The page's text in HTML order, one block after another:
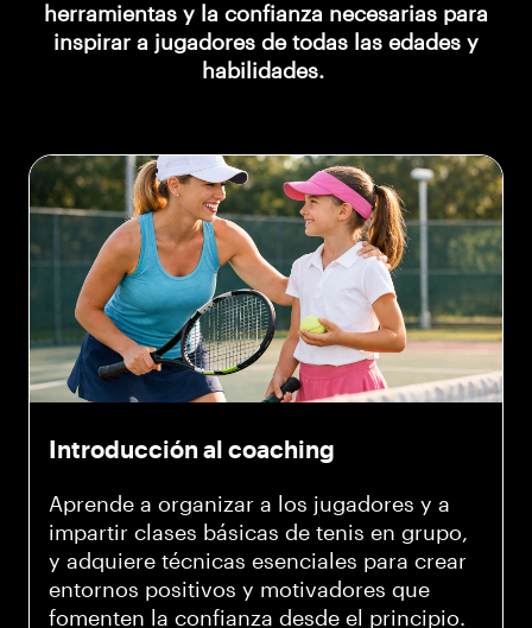
herramientas y la confianza necesarias para
inspirar a jugadores de todas las edades y
habilidades.
Introducción al coaching
Aprende a organizar a los jugadores y a
impartir clases básicas de tenis en grupo,
y adquiere técnicas esenciales para crear
entornos positivos y motivadores que
fomenten la confianza desde el principio.